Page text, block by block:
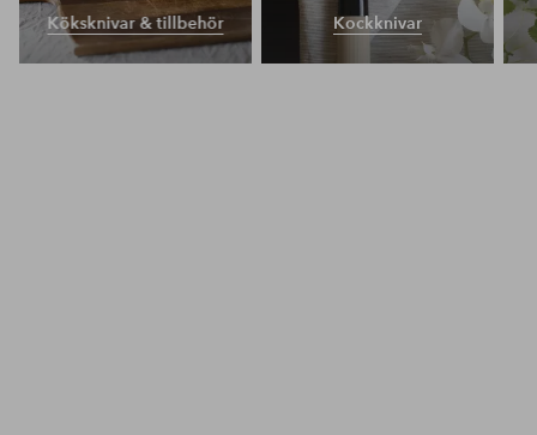
Köksknivar & tillbehör Kockknivar